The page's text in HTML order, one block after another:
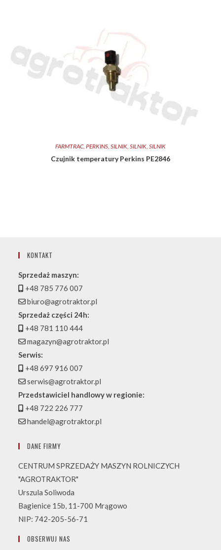
FARMTRAC, PERKINS SILNIK SILNIK SILNIK
Czujnik temperatury Perkins PE2846
KONTAKT
Sprzedaż maszyn:
+48 785 776 007
biuro@agrotraktor.pl
Sprzedaż części 24h:
+48 781 110 444
magazyn@agrotraktor.pl
Serwis:
+48 697 916 007
serwis@agrotraktor.pl
Przedstawiciel handlowy w regionie:
+48 722 226 777
handel@agrotraktor.pl
DANE FIRMY
CENTRUM SPRZEDAŻY MASZYN ROLNICZYCH
"AGROTRAKTOR"
Urszula Soliwoda
Bagienice 15b, 11-700 Mrągowo
NIP: 742-205-56-71
OBSERWUJ NAS